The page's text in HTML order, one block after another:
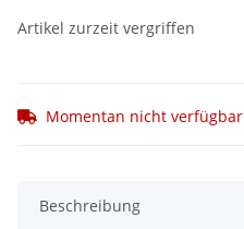
Artikel zurzeit vergriffen
Momentan nicht verfügbar
Beschreibung